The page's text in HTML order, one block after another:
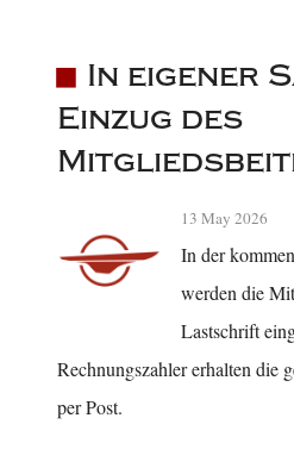
In eigener
Einzug des
13 May 2026
In der
werden die
Lastschrift
Rechnungszahler erhalten die
per Post.